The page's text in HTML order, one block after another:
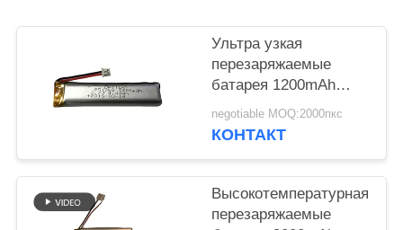
Ультра узкая
перезаряжаемые
батарея 1200mAh
полимера лития для
электронной ручки
negotiable MOQ:2000пкс
КОНТАКТ
Высокотемпературная
перезаряжаемые